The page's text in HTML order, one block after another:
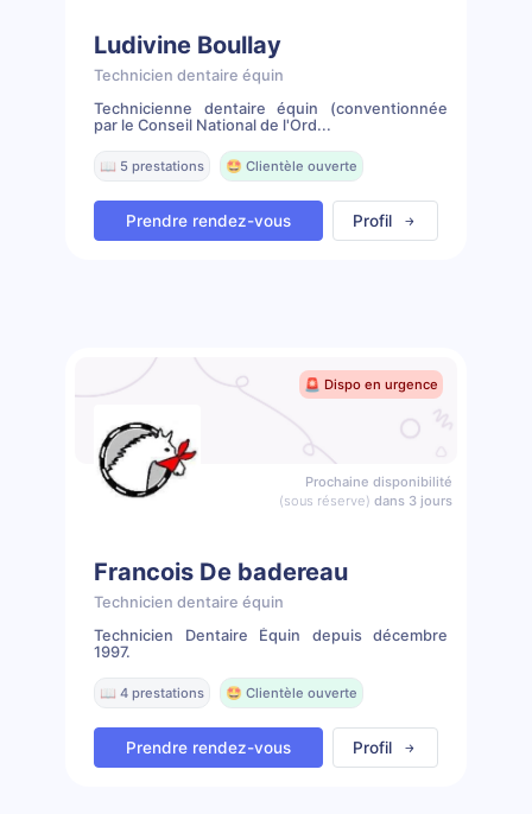
Ludivine Boullay
Technicien dentaire équin
Technicienne dentaire équin (conventionnée
par le Conseil National de l'Ord...
📖 5 prestations 🤩 Clientèle ouverte
Prendre rendez-vous Profil
🚨 Dispo en urgence
Prochaine disponibilité
(sous réserve) dans 3 jours
Francois De badereau
Technicien dentaire équin
Technicien Dentaire Équin depuis décembre
1997.
📖 4 prestations 🤩 Clientèle ouverte
Prendre rendez-vous Profil